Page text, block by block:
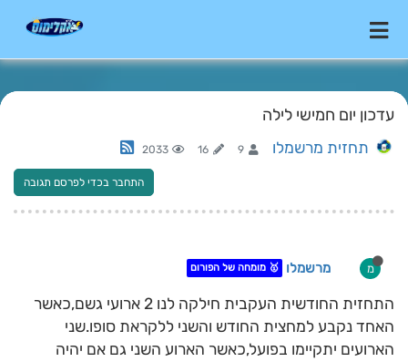
עדכון יום חמישי לילה
תחזית מרשמלו 9
16
2033
התחבר בכדי לפרסם תגובה
מ מרשמלו 🥇 מומחה של הפורום
התחזית החודשית העקבית חילקה לנו 2 ארועי גשם,כאשר
האחד נקבע למחצית החודש והשני ללקראת סופו.שני
הארועים יתקיימו בפועל,כאשר הארוע השני גם אם יהיה